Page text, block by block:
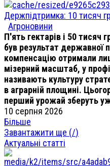
Держпідтримка: 10 тисяч
Агроновини
П'ять гектарів і 50 тисяч
був результат державної
компенсацію отримали
мізерний масштаб, у
називають культуру
в аграрній площині.
перший урожай зберуть
10 серпня 2026
Більше
Завантажити ще (/)
Актуальні статті